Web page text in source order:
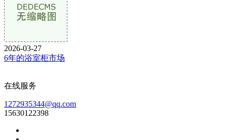
2026-03-27
6年的浴室柜市场
在线服务
1272935344@qq.com
15630122398